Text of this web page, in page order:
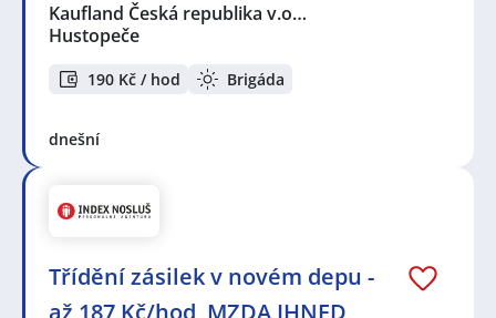
Kaufland Česká republika v.o…
Hustopeče
190 Kč / hod Brigáda
dnešní
Třídění zásilek v novém depu -